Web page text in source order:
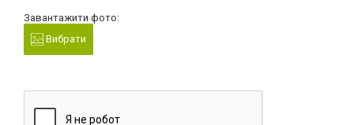
Завантажити фото:
Вибрати